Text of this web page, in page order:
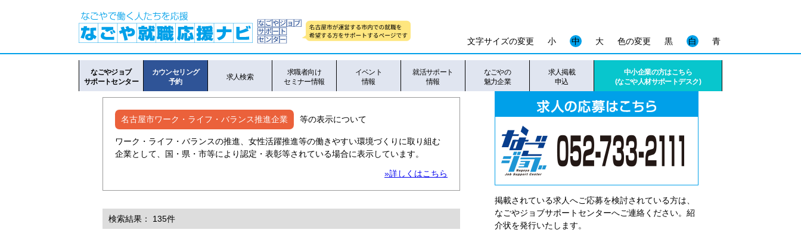
色の変更 黒 白 青
文字サイズの変更 小 中 大
なごやジョブ
サポートセンター
カウンセリング
予約
求人検索
求職者向け
セミナー情報
イベント
情報
就活サポート
情報
なごやの
魅力企業
求人掲載
申込
中小企業の方はこちら
(なごや人材サポートデスク)
名古屋市ワーク・ライフ・バランス推進企業 等の表示について
ワーク・ライフ・バランスの推進、女性活躍推進等の働きやすい環境づくりに取り組む
企業として、国・県・市等により認定・表彰等されている場合に表示しています。
»詳しくはこちら
検索結果： 135件
掲載されている求人へご応募を検討されている方は、
なごやジョブサポートセンターへご連絡ください。紹
介状を発行いたします。